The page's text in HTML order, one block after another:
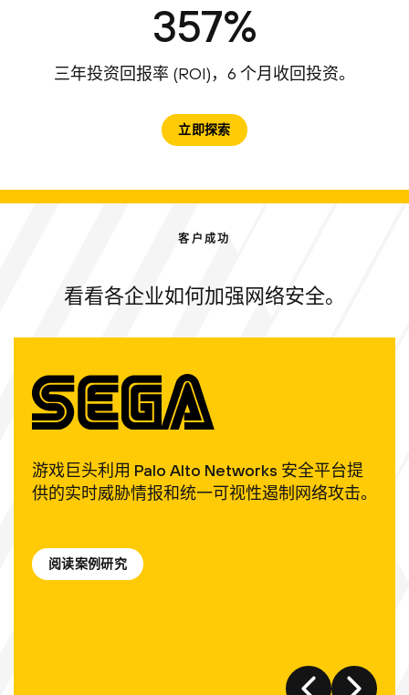
357%
三年投资回报率 (ROI)，6 个月收回投资。
立即探索
客户成功
看看各企业如何加强网络安全。
游戏巨头利用 Palo Alto Networks 安全平台提
供的实时威胁情报和统一可视性遏制网络攻击。
阅读案例研究